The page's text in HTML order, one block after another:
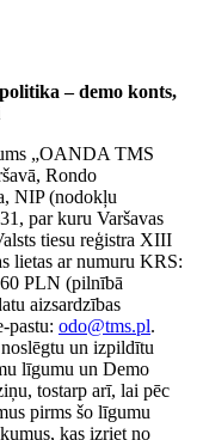
– demo konts,
„OANDA TMS
Rondo
NIP (nodokļu
par kuru Varšavas
tiesu reģistra XIII
lietas ar numuru KRS:
PLN (pilnībā
aizsardzības
pastu: odo@tms.pl.
un izpildītu
līgumu un Demo
tostarp arī, lai pēc
pirms šo līgumu
kas izriet no